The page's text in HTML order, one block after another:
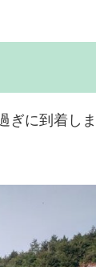
ぎに到着しま